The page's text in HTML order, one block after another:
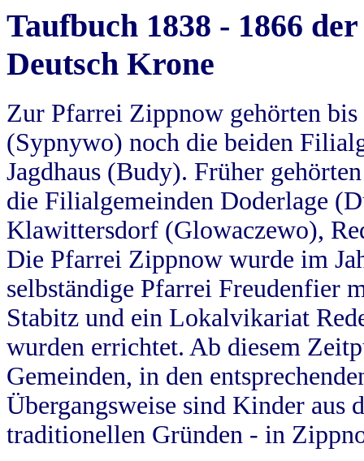
Taufbuch 1838 - 1866
Deutsch Krone
Zur Pfarrei Zippnow gehörten
(Sypnywo) noch die beiden
Jagdhaus (Budy). Früher
die Filialgemeinden Doderlage
Klawittersdorf (Glowaczewo),
Die Pfarrei Zippnow wurde im
selbständige Pfarrei Freudenfier
Stabitz und ein Lokalvikariat
wurden errichtet. Ab diesem
Gemeinden, in den
Übergangsweise sind Kinder aus
traditionellen Gründen - in